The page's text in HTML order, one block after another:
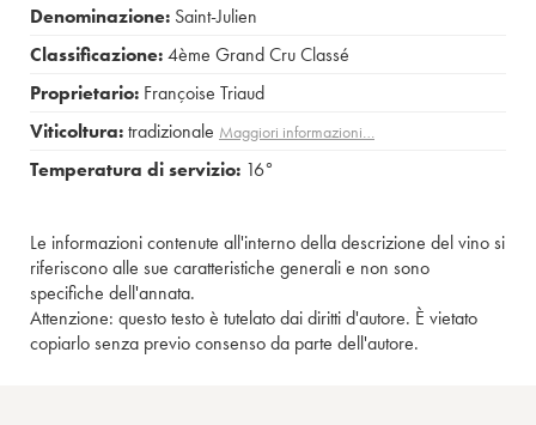
Denominazione: Saint-Julien
Classificazione:4ème Grand Cru Classé
Proprietario: Françoise Triaud
Viticoltura:tradizionale Maggiori informazioni…
Temperatura di servizio: 16°
Le informazioni contenute all'interno della descrizione del vino si
riferiscono alle sue caratteristiche generali e non sono
specifiche dell'annata.
Attenzione: questo testo è tutelato dai diritti d'autore. È vietato
copiarlo senza previo consenso da parte dell'autore.